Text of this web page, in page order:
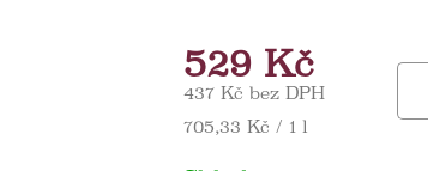
529 Kč
437 Kč bez DPH
Měrná cena:
705,33 Kč / 1 l